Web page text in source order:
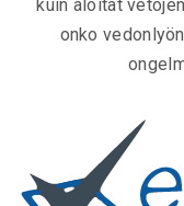
kuin aloitat
onko